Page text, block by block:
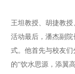
王坦教授、胡捷教授
活动最后，潘杰副院
式。他首先与校友们
的“饮水思源，添翼